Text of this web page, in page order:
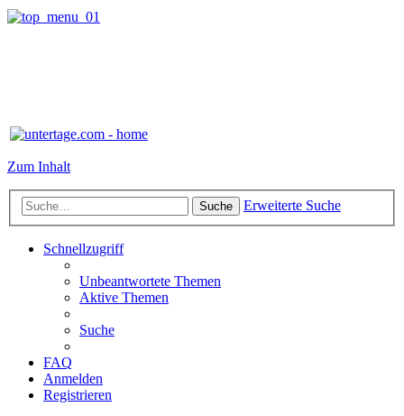
Zum Inhalt
Suche Erweiterte Suche
Schnellzugriff
Unbeantwortete Themen
Aktive Themen
Suche
FAQ
Anmelden
Registrieren